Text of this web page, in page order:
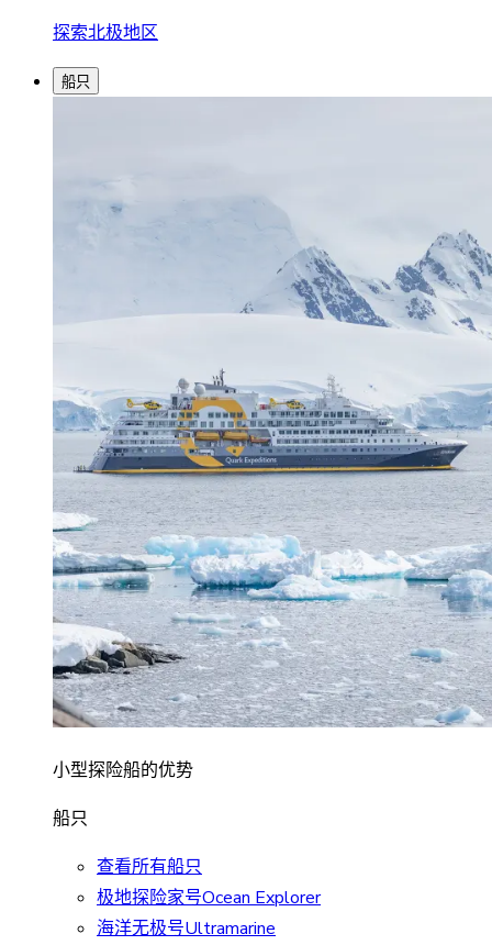
探索北极地区
船只
小型探险船的优势
船只
查看所有船只
极地探险家号Ocean Explorer
海洋无极号Ultramarine